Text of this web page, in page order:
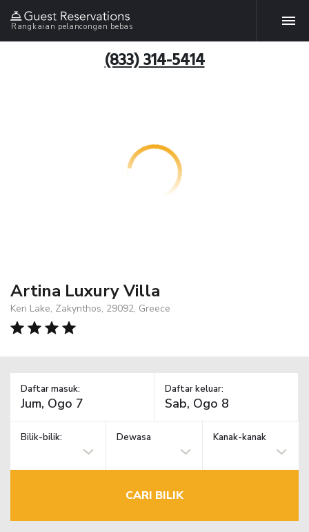
Rangkaian pelancongan bebas
(833) 314-5414
Artina Luxury Villa
Keri Lake, Zakynthos, 29092, Greece
Daftar masuk: Daftar keluar:
Bilik-bilik: Dewasa Kanak-kanak
CARI BILIK